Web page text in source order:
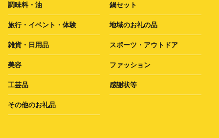
調味料・油 鍋セット
旅行・イベント・体験 地域のお礼の品
雑貨・日用品 スポーツ・アウトドア
美容 ファッション
工芸品 感謝状等
その他のお礼品